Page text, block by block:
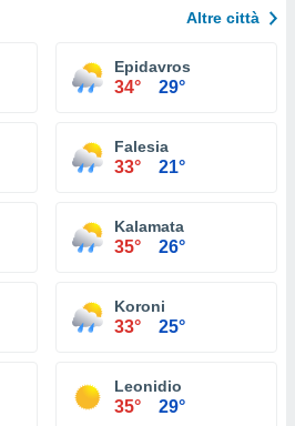
Altre città
Epidavros
34° 29°
Falesia
33° 21°
Kalamata
35° 26°
Koroni
33° 25°
Leonidio
35° 29°